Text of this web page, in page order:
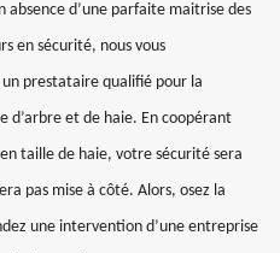
d’une parfaite maitrise des
en sécurité, nous vous
prestataire qualifié pour la
et de haie. En coopérant
taille de haie, votre sécurité sera
pas mise à côté. Alors, osez la
une intervention d’une entreprise